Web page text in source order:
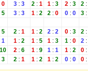
0 3 : 3 2 : 1 1 : 3 2 : 3 2 :
5 3 : 3 1 : 2 2 : 0 0 : 0 3 :
5 2 : 1 1 : 2 2 : 2 0 : 3 2 :
1 1 : 2 1 : 5 1 : 3 1 : 0 2 :
10 2 : 6 1 : 9 1 : 1 1 : 2 0 :
3 2 : 1 1 : 2 1 : 2 0 : 0 0 :